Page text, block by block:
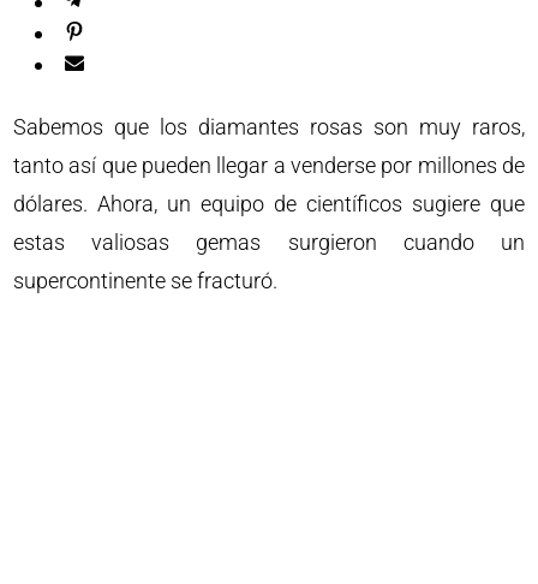
Sabemos que los diamantes rosas son muy raros,
tanto así que pueden llegar a venderse por millones de
dólares. Ahora, un equipo de científicos sugiere que
estas valiosas gemas surgieron cuando un
supercontinente se fracturó.